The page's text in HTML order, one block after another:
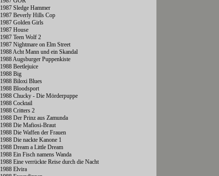
1987 Sledge Hammer
1987 Beverly Hills Cop
1987 Golden Girls
1987 House
1987 Teen Wolf 2
1987 Nightmare on Elm Street
1988 Acht Mann und ein Skandal
1988 Augsburger Puppenkiste
1988 Beetlejuice
1988 Big
1988 Biloxi Blues
1988 Bloodsport
1988 Chucky - Die Mörderpuppe
1988 Cocktail
1988 Critters 2
1988 Der Prinz aus Zamunda
1988 Die Mafiosi-Braut
1988 Die Waffen der Frauen
1988 Die nackte Kanone 1
1988 Dream a Little Dream
1988 Ein Fisch namens Wanda
1988 Eine verrückte Reise durch die Nacht
1988 Elvira